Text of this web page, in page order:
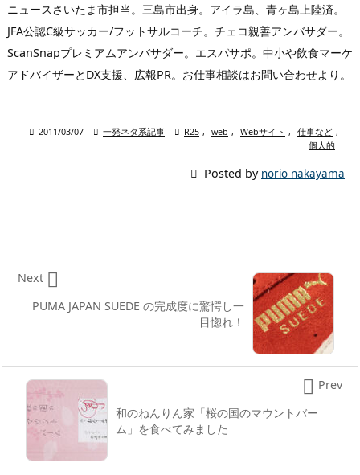
ニュースさいたま市担当。三島市出身。アイラ島、青ヶ島上陸済。
JFA公認C級サッカー/フットサルコーチ。チェコ親善アンバサダー。
ScanSnapプレミアムアンバサダー。エスパサポ。中小や飲食マーケ
アドバイザーとDX支援、広報PR。お仕事相談はお問い合わせより。
 2011/03/07  一発ネタ系記事  R25 , web , Webサイト , 仕事など ,
個人的
 Posted by norio nakayama
PUMA JAPAN SUEDE の完成度に驚愕し一
目惚れ！

Next
和のねんりん家「桜の国のマウントバー
ム」を食べてみました
 Prev